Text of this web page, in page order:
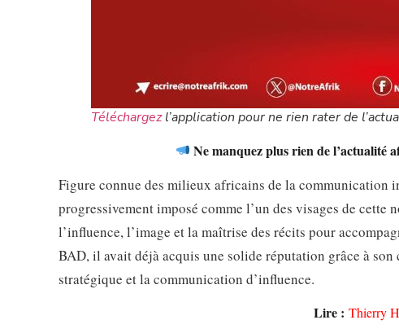
Téléchargezl’application pour ne rien rater de
Ne manquez plus rien de
Figure connue des milieux africains de la communication
progressivement imposé comme l’un des visages de
l’influence, l’image et la maîtrise des récits pour
BAD, il avait déjà acquis une solide réputation grâce à
stratégique et la communication d’influence.
Lire : Thierry